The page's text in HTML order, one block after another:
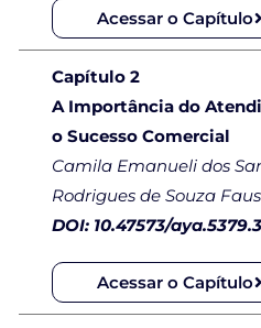
Acessar o Capítulo
Capítulo 2
A Importância do
o Sucesso Comercial
Camila Emanueli dos
Rodrigues de Souza
DOI: 10.47573/
Acessar o Capítulo